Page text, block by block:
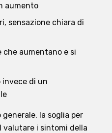
aumento
sensazione chiara di
che aumentano e si
invece di un
la soglia per
valutare i sintomi della